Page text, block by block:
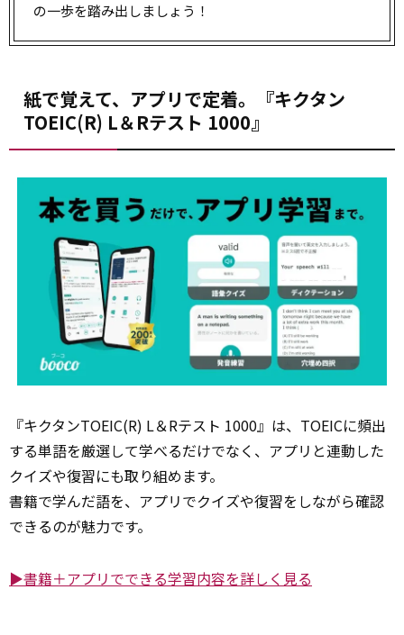
の一歩を踏み出しましょう！
紙で覚えて、アプリで定着。『キクタン
TOEIC(R) L＆Rテスト 1000』
『キクタンTOEIC(R) L＆Rテスト 1000』は、TOEICに頻出
する単語を厳選して学べるだけでなく、アプリと連動した
クイズや復習にも取り組めます。
書籍で学んだ語を、アプリでクイズや復習をしながら確認
できるのが魅力です。
▶書籍＋アプリでできる学習内容を詳しく見る